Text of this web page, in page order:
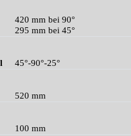
420 mm bei 90°
295 mm bei 45°
45°-90°-25°
520 mm
100 mm